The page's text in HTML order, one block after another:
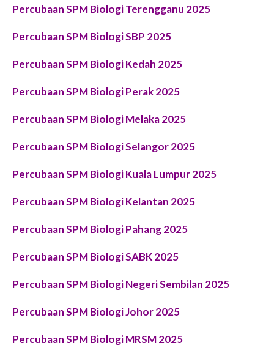
Percubaan SPM Biologi Terengganu 2025
Percubaan SPMBiologiSBP 2025
Percubaan SPMBiologi Kedah 2025
Percubaan SPMBiologi Perak2025
Percubaan SPM Biologi Melaka 2025
Percubaan SPM Biologi Selangor 2025
Percubaan SPM Biologi Kuala Lumpur 2025
Percubaan SPM Biologi Kelantan 2025
Percubaan SPM Biologi Pahang 2025
Percubaan SPM Biologi SABK 2025
Percubaan SPM Biologi Negeri Sembilan 2025
Percubaan SPM Biologi Johor 2025
Percubaan SPM Biologi MRSM 2025